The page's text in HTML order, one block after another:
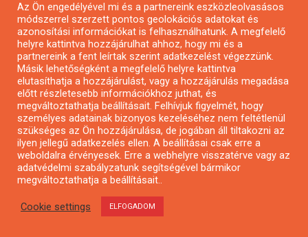
mellékletben szereplő adatokkal!);
a magyarországi fogadótanár által aláírt valamint a
fogadó felsőoktatási intézmény Tanulmányi
Osztályának/Dékáni/Rektori Hivatalának vezetője
által aláírt és az intézmény által hitelesített befogadó
nyilatkozat; ( Figyelem! A befogadó nyilatkozat a
pályázati adatlap kötelező melléklete. A befogadó
nyilatkozatot a
www.martonaron.hu
honlapon
elérhető formátumban kell kitölteni! Felhívjuk az
érintettek figyelmét, hogy az intézményközi
együttműködés keretében részképzésen /teljes
szemeszteres részképzésen vagy részképzős
Az Ön engedélyével mi és a partnereink eszközleolvasásos
módszerrel szerzett pontos geolokációs adatokat és
azonosítási információkat is felhasználhatunk. A megfelelő
helyre kattintva hozzájárulhat ahhoz, hogy mi és a
partnereink a fent leírtak szerint adatkezelést végezzünk.
Másik lehetőségként a megfelelő helyre kattintva
elutasíthatja a hozzájárulást, vagy a hozzájárulás megadása
előtt részletesebb információkhoz juthat, és
megváltoztathatja beállításait. Felhívjuk figyelmét, hogy
személyes adatainak bizonyos kezeléséhez nem feltétlenül
szükséges az Ön hozzájárulása, de jogában áll tiltakozni az
ilyen jellegű adatkezelés ellen. A beállításai csak erre a
weboldalra érvényesek. Erre a webhelyre visszatérve vagy az
adatvédelmi szabályzatunk segítségével bármikor
megváltoztathatja a beállításait..
Cookie settings ELFOGADOM